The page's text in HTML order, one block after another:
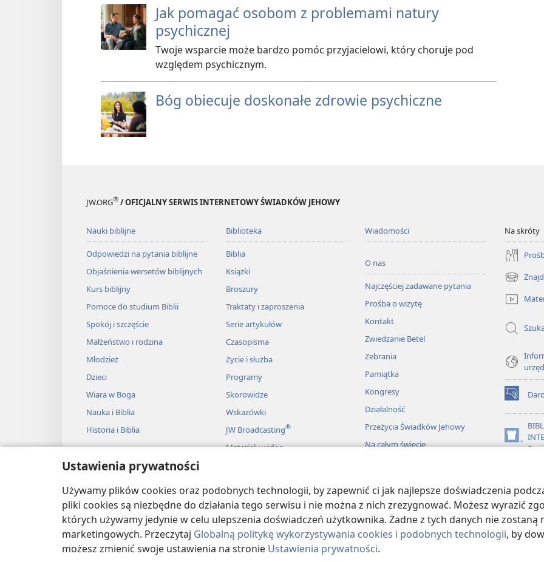
Ustawienia prywatności
Używamy plików cookies oraz podobnych technologii, by zapewnić ci jak najlepsze doświadczenia
pliki cookies są niezbędne do działania tego serwisu i nie można z nich zrezygnować. Możesz wyrazić
których używamy jedynie w celu ulepszenia doświadczeń użytkownika. Żadne z tych danych nie zostaną
marketingowych. Przeczytaj Globalną politykę wykorzystywania cookies i podobnych technologii, by
możesz zmienić swoje ustawienia na stronie Ustawienia prywatności.
Jak pomagać osobom z problemami natury
psychicznej
Twoje wsparcie może bardzo pomóc przyjacielowi, który choruje pod
względem psychicznym.
Bóg obiecuje doskonałe zdrowie psychiczne
JW.ORG® / OFICJALNY SERWIS INTERNETOWY ŚWIADKÓW JEHOWY
Nauki biblijne
Odpowiedzi na pytania biblijne
Objaśnienia wersetów biblijnych
Kurs biblijny
Pomoce do studium Biblii
Spokój i szczęście
Małżeństwo i rodzina
Młodzież
Dzieci
Wiara w Boga
Nauka i Biblia
Historia i Biblia
Biblioteka
Biblia
Książki
Broszury
Traktaty i zaproszenia
Serie artykułów
Czasopisma
Życie i służba
Programy
Skorowidze
Wskazówki
JW Broadcasting®
Materiały wideo
Adaptacje dźwiękowe Biblii
Wiadomości
O nas
Najczęściej zadawane pytania
Prośba o wizytę
Kontakt
Zwiedzanie Betel
Zebrania
Pamiątka
Kongresy
Działalność
Przeżycia Świadków Jehowy
Na całym świecie
Na skróty
(opens
new
window)
(opens
new
window)
(opens
Copyright© 2026 Watch Tower Bible and Tract Society of Pennsylvania.